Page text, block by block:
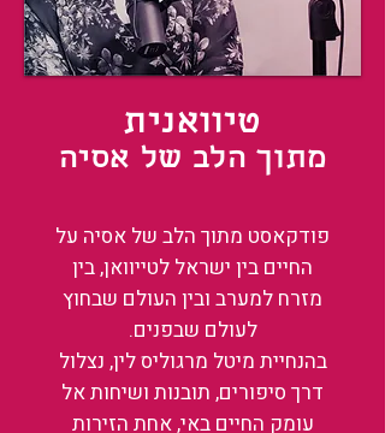
טיוואנית
מתוך הלב של אסיה
פודקאסט מתוך הלב של אסיה על
החיים בין ישראל לטייוואן, בין
מזרח למערב ובין העולם שבחוץ
לעולם שבפנים.
בהנחיית מיטל מרגוליס לין, נצלול
דרך סיפורים, תובנות ושיחות אל
עומק החיים באי, אחת הזירות